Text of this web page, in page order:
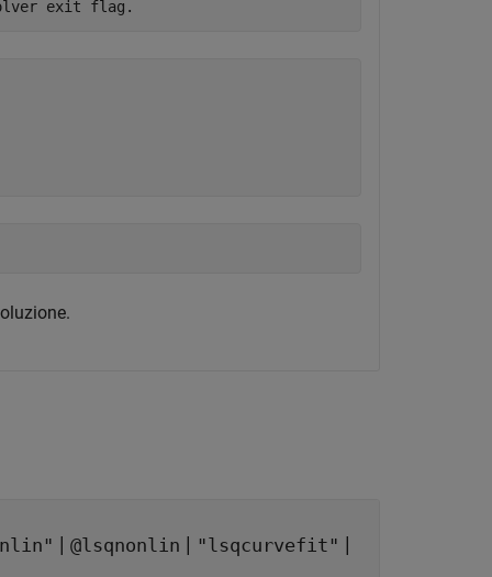
| @lsqnonlin | "lsqcurvefit" |